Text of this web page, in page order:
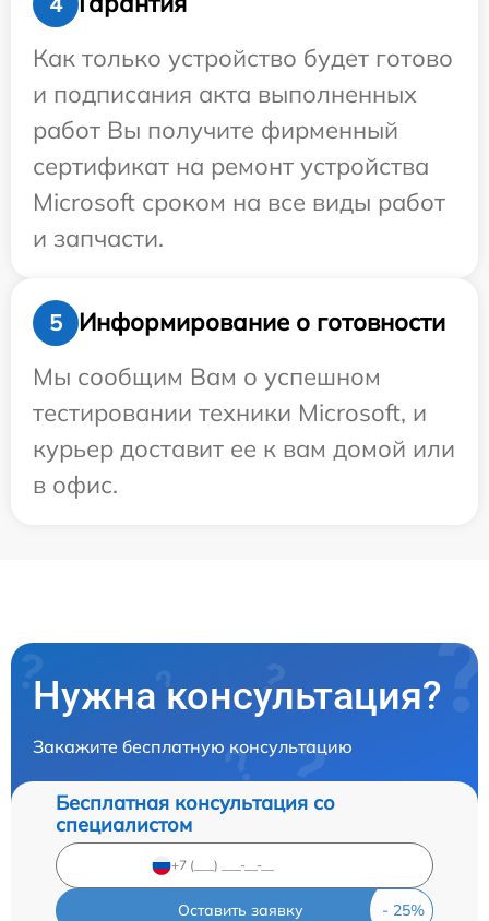
Как только устройство будет готово
и подписания акта выполненных
работ Вы получите фирменный
сертификат на ремонт устройства
Microsoft сроком на все виды работ
и запчасти.
5
Информирование о готовности
Мы сообщим Вам о успешном
тестировании техники Microsoft, и
курьер доставит ее к вам домой или
в офис.
Нужна консультация?
Закажите бесплатную консультацию
Бесплатная консультация со
специалистом
Оставить заявку